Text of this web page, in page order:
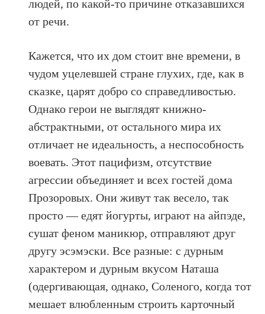
людей, по какой-то причине отказавшихся
от речи.
Кажется, что их дом стоит вне времени, в
чудом уцелевшей стране глухих, где, как в
сказке, царят добро со справедливостью.
Однако герои не выглядят книжно-
абстрактными, от остального мира их
отличает не идеальность, а неспособность
воевать. Этот пацифизм, отсутствие
агрессии объединяет и всех гостей дома
Прозоровых. Они живут так весело, так
просто — едят йогурты, играют на айпэде,
сушат феном маникюр, отправляют друг
другу эсэмэски. Все разные: с дурным
характером и дурным вкусом Наташа
(одергивающая, однако, Соленого, когда тот
мешает влюбленным строить карточный